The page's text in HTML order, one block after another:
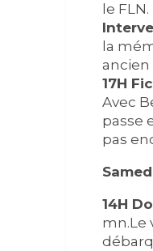
le FLN.
la
ancien
17H
Avec
passe
pas
14H
mn.Le